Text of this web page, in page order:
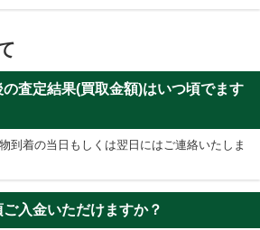
査定結果(買取金額)はいつ頃でます
到着の当日もしくは翌日にはご連絡いたしま
入金いただけますか？